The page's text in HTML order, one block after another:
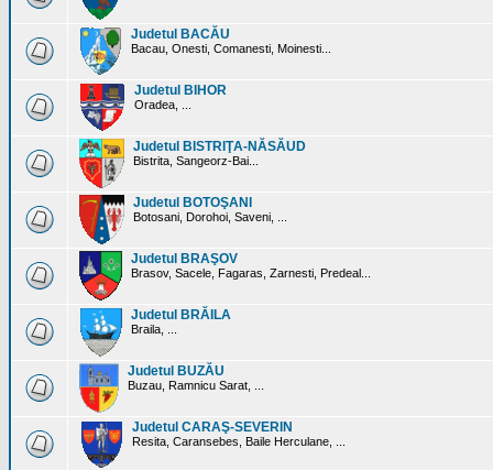
Judetul BACĂU
Bacau, Onesti, Comanesti, Moinesti...
Judetul BIHOR
Oradea, ...
Judetul BISTRIŢA-NĂSĂUD
Bistrita, Sangeorz-Bai...
Judetul BOTOŞANI
Botosani, Dorohoi, Saveni, ...
Judetul BRAŞOV
Brasov, Sacele, Fagaras, Zarnesti, Predeal...
Judetul BRĂILA
Braila, ...
Judetul BUZĂU
Buzau, Ramnicu Sarat, ...
Judetul CARAŞ-SEVERIN
Resita, Caransebes, Baile Herculane, ...